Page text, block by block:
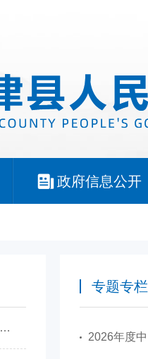
政府信息公开
专题专栏
2026年度